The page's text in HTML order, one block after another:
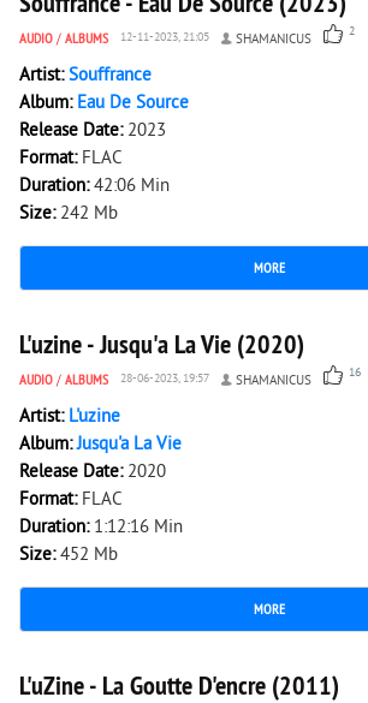
AUDIO / ALBUMS 12-11-2023, 21:05 SHAMANICUS 2
Artist:Souffrance
Album: Eau De Source
Release Date: 2023
Format: FLAC
Duration:42:06 Min
Size: 242 Mb
MORE
1 994 0
L'uzine - Jusqu'a La Vie (2020)
AUDIO / ALBUMS 28-06-2023, 19:57 SHAMANICUS 16
Artist: L'uzine
Album:Jusqu'a La Vie
Release Date: 2020
Format: FLAC
Duration: 1:12:16 Min
Size:452 Mb
MORE
2 564 0
L'uZine - La Goutte D'encre (2011)